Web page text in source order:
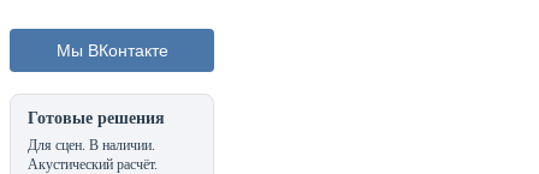
Мы ВКонтакте
Готовые решения
Для сцен. В наличии.
Акустический расчёт.